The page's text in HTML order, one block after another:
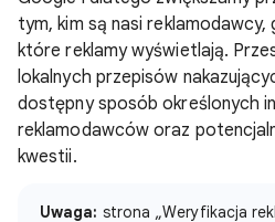
tym, kim są nasi reklamodawcy,
które reklamy wyświetlają.
lokalnych przepisów
dostępny sposób określonych
reklamodawców oraz
kwestii.
Uwaga: strona „Weryfikacja